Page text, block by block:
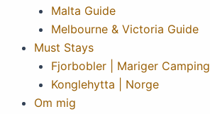
Malta Guide
Melbourne & Victoria Guide
Must Stays
Fjorbobler | Mariger Camping
Konglehytta | Norge
Om mig